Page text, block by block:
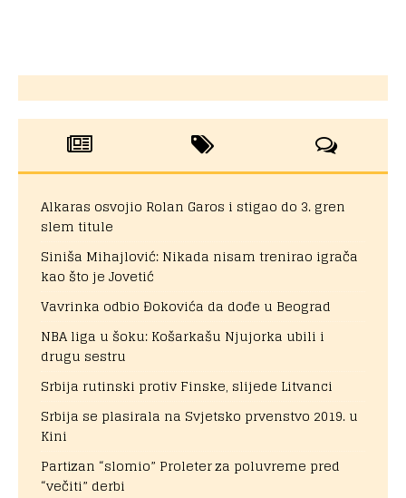
Alkaras osvojio Rolan Garos i stigao do 3. gren
slem titule
Siniša Mihajlović: Nikada nisam trenirao igrača
kao što je Jovetić
Vavrinka odbio Đokovića da dođe u Beograd
NBA liga u šoku: Košarkašu Njujorka ubili i
drugu sestru
Srbija rutinski protiv Finske, slijede Litvanci
Srbija se plasirala na Svjetsko prvenstvo 2019. u
Kini
Partizan “slomio” Proleter za poluvreme pred
“večiti” derbi